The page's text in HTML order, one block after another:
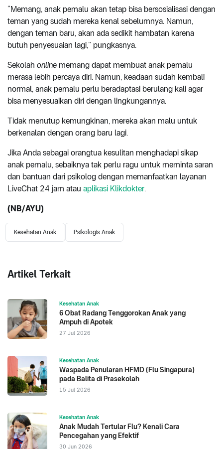
“Memang, anak pemalu akan tetap bisa bersosialisasi dengan
teman yang sudah mereka kenal sebelumnya. Namun,
dengan teman baru, akan ada sedikit hambatan karena
butuh penyesuaian lagi,” pungkasnya.
Sekolah online memang dapat membuat anak pemalu
merasa lebih percaya diri. Namun, keadaan sudah kembali
normal, anak pemalu perlu beradaptasi berulang kali agar
bisa menyesuaikan diri dengan lingkungannya.
Tidak menutup kemungkinan, mereka akan malu untuk
berkenalan dengan orang baru lagi.
Jika Anda sebagai orangtua kesulitan menghadapi sikap
anak pemalu, sebaiknya tak perlu ragu untuk meminta saran
dan bantuan dari psikolog dengan memanfaatkan layanan
LiveChat 24 jam atau aplikasi Klikdokter.
(NB/AYU)
Kesehatan Anak Psikologis Anak
Artikel Terkait
Kesehatan Anak
6 Obat Radang Tenggorokan Anak yang
Ampuh di Apotek
27 Jul 2026
Kesehatan Anak
Waspada Penularan HFMD (Flu Singapura)
pada Balita di Prasekolah
15 Jul 2026
Kesehatan Anak
Anak Mudah Tertular Flu? Kenali Cara
Pencegahan yang Efektif
30 Jun 2026